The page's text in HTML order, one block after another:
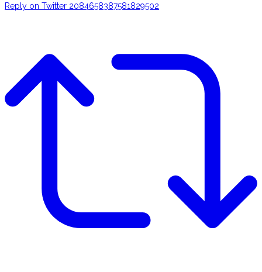
Reply on Twitter 2084658387581829502